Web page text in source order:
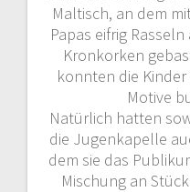
Maltisch, an dem
Papas eifrig
Kronkorken
konnten die
Motive
Natürlich hatten
die Jugenkapelle
dem sie das
Mischung an